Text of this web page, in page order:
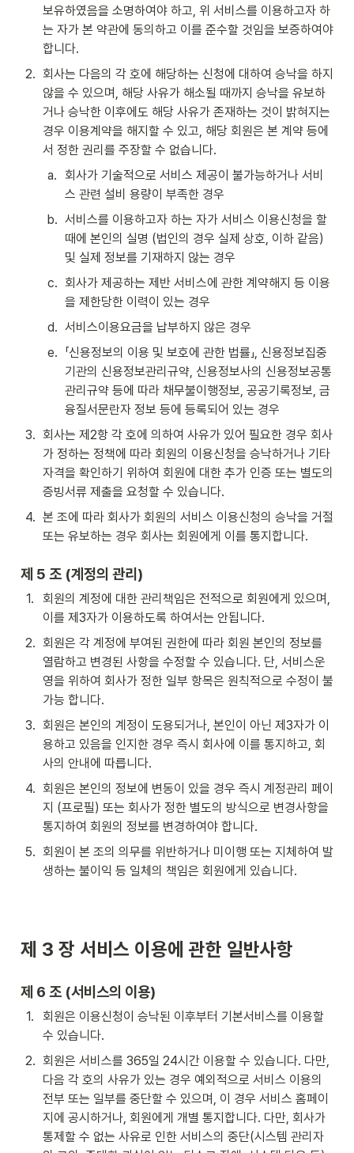
보유하였음을 소명하여야 하고, 위 서비스를 이용하고자 하
는 자가 본 약관에 동의하고 이를 준수할 것임을 보증하여야
합니다.
2. 회사는 다음의 각 호에 해당하는 신청에 대하여 승낙을 하지
않을 수 있으며, 해당 사유가 해소될 때까지 승낙을 유보하
거나 승낙한 이후에도 해당 사유가 존재하는 것이 밝혀지는
경우 이용계약을 해지할 수 있고, 해당 회원은 본 계약 등에
서 정한 권리를 주장할 수 없습니다.
a. 회사가 기술적으로 서비스 제공이 불가능하거나 서비
스 관련 설비 용량이 부족한 경우
b. 서비스를 이용하고자 하는 자가 서비스 이용신청을 할
때에 본인의 실명 (법인의 경우 실제 상호, 이하 같음)
및 실제 정보를 기재하지 않는 경우
c. 회사가 제공하는 제반 서비스에 관한 계약해지 등 이용
을 제한당한 이력이 있는 경우
d. 서비스이용요금을 납부하지 않은 경우
e. 「신용정보의 이용 및 보호에 관한 법률」, 신용정보집중
기관의 신용정보관리규약, 신용정보사의 신용정보공통
관리규약 등에 따라 채무불이행정보, 공공기록정보, 금
융질서문란자 정보 등에 등록되어 있는 경우
3. 회사는 제2항 각 호에 의하여 사유가 있어 필요한 경우 회사
가 정하는 정책에 따라 회원의 이용신청을 승낙하거나 기타
자격을 확인하기 위하여 회원에 대한 추가 인증 또는 별도의
증빙서류 제출을 요청할 수 있습니다.
4. 본 조에 따라 회사가 회원의 서비스 이용신청의 승낙을 거절
또는 유보하는 경우 회사는 회원에게 이를 통지합니다.
제 5 조 (계정의 관리)
1.
회원의 계정에 대한 관리책임은 전적으로 회원에게 있으며,
이를 제3자가 이용하도록 하여서는 안됩니다.
2. 회원은 각 계정에 부여된 권한에 따라 회원 본인의 정보를
열람하고 변경된 사항을 수정할 수 있습니다. 단, 서비스운
영을 위하여 회사가 정한 일부 항목은 원칙적으로 수정이 불
가능 합니다.
3. 회원은 본인의 계정이 도용되거나, 본인이 아닌 제3자가 이
용하고 있음을 인지한 경우 즉시 회사에 이를 통지하고, 회
사의 안내에 따릅니다.
4. 회원은 본인의 정보에 변동이 있을 경우 즉시 계정관리 페이
지 (프로필) 또는 회사가 정한 별도의 방식으로 변경사항을
통지하여 회원의 정보를 변경하여야 합니다.
5. 회원이 본 조의 의무를 위반하거나 미이행 또는 지체하여 발
생하는 불이익 등 일체의 책임은 회원에게 있습니다.
제 3 장 서비스 이용에 관한 일반사항
제 6 조 (서비스의 이용)
1.
회원은 이용신청이 승낙된 이후부터 기본서비스를 이용할
수 있습니다.
2. 회원은 서비스를 365일 24시간 이용할 수 있습니다. 다만,
다음 각 호의 사유가 있는 경우 예외적으로 서비스 이용의
전부 또는 일부를 중단할 수 있으며, 이 경우 서비스 홈페이
지에 공시하거나, 회원에게 개별 통지합니다. 다만, 회사가
통제할 수 없는 사유로 인한 서비스의 중단(시스템 관리자